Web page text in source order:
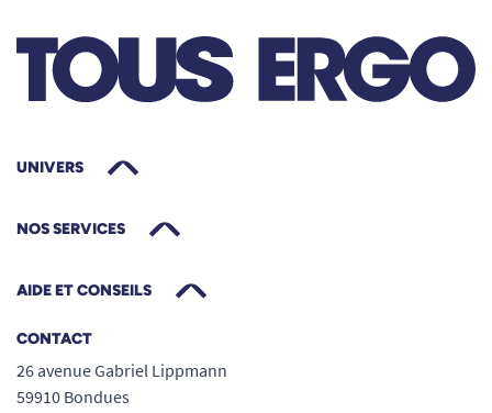
UNIVERS
NOS SERVICES
AIDE ET CONSEILS
CONTACT
26 avenue Gabriel Lippmann
59910 Bondues